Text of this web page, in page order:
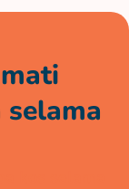
selama